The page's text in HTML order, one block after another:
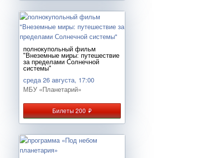
полнокупольный фильм
"Внеземные миры: путешествие
за пределами Солнечной
системы"
среда 26 августа, 17:00
МБУ «Планетарий»
Билеты 200руб.